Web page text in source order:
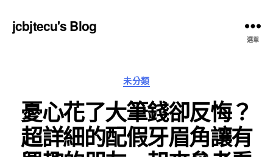
jcbjtecu's Blog
選單
分
類
未分類
憂心花了大筆錢卻反悔？
超詳細的配假牙眉角讓有